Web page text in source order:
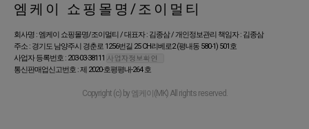
엠케이 쇼핑몰명/조이멀티
회사명 : 엠케이 쇼핑몰명/조이멀티 / 대표자 : 김종삼 / 개인정보관리 책임자 : 김종삼
주소 : 경기도 남양주시 경춘로 1256번길 25 CH리베로2 (평내동 580-1) 501호
사업자 등록번호 : 203-03-38111
통신판매업신고번호 : 제 2020-호평평내-264 호
Copyright (c) by 엠케이(MK) All rights reserved.